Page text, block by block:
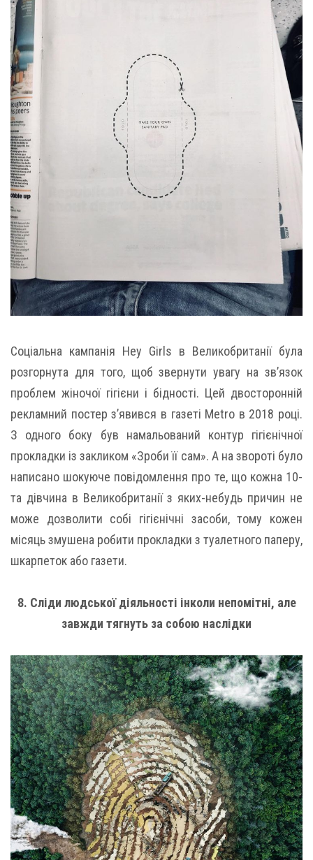
Соціальна кампанія Hey Girls в Великобританії була
розгорнута для того, щоб звернути увагу на зв’язок
проблем жіночої гігієни і бідності. Цей двосторонній
рекламний постер з’явився в газеті Metro в 2018 році.
З одного боку був намальований контур гігієнічної
прокладки із закликом «Зроби її сам». А на звороті було
написано шокуюче повідомлення про те, що кожна 10-
та дівчина в Великобританії з яких-небудь причин не
може дозволити собі гігієнічні засоби, тому кожен
місяць змушена робити прокладки з туалетного паперу,
шкарпеток або газети.
8. Сліди людської діяльності інколи непомітні, але
завжди тягнуть за собою наслідки